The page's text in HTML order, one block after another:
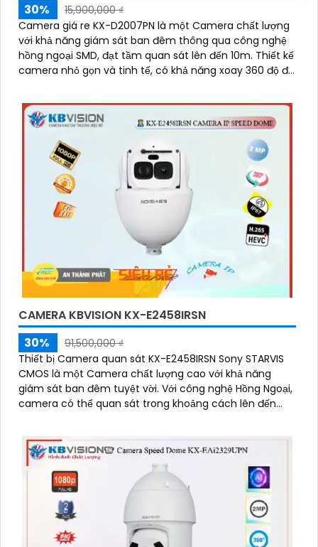
30%
15,900,000 ₫
Camera giá re KX-D2007PN là một Camera chất lượng
với khả năng giám sát ban đêm thông qua công nghệ
hồng ngoại SMD, đạt tầm quan sát lên đến 10m. Thiết kế
camera nhỏ gọn và tinh tế, có khả năng xoay 360 độ để
CAMERA KBVISION KX-E2458IRSN
30%
91,500,000 ₫
Thiết bị Camera quan sát KX-E2458IRSN Sony STARVIS
CMOS là một Camera chất lượng cao với khả năng
giám sát ban đêm tuyệt vời. Với công nghệ Hồng Ngoại,
camera có thể quan sát trong khoảng cách lên đến